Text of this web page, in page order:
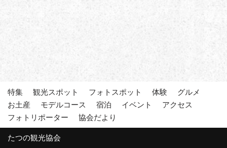
特集 観光スポット フォトスポット 体験
グルメ
お土産
モデルコース 宿泊 イベント
アクセス
フォトリポーター
協会だより
たつの観光協会